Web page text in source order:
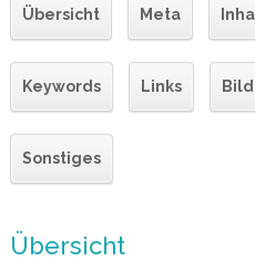
Übersicht Meta
Keywords Links
Sonstiges
Übersicht